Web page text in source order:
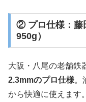
② プロ仕様：藤
950g）
大阪・八尾の老舗鉄
2.3mmのプロ仕様。
から快適に使えます